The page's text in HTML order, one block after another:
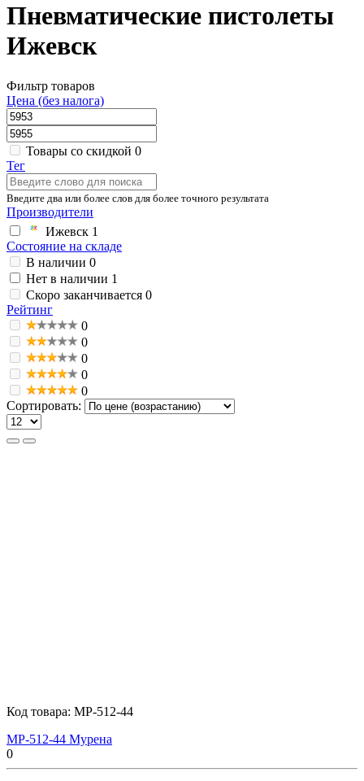
Пневматические пистолеты
Ижевск
Фильтр товаров
Цена (без налога)
Товары со скидкой 0
Тег
Введите два или более слов для более точного результата
Производители
Ижевск 1
Состояние на складе
В наличии 0
Нет в наличии 1
Скоро заканчивается 0
Рейтинг
0
0
0
0
0
Сортировать:
Код товара: МР-512-44
MP-512-44 Мурена
0